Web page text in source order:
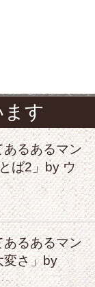
す
るあるマン
ば2」by ウ
るあるマン
変さ」by